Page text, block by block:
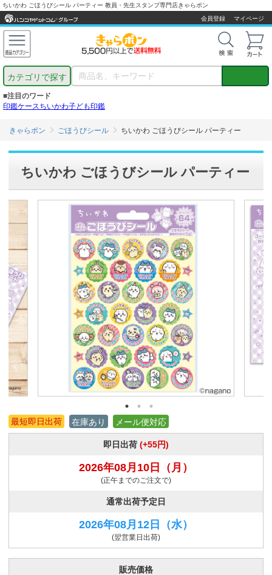
ちいかわ ごほうびシール パーティー 教員・先生スタンプ専門店きゃらポン
会員登録
マイページ
カテゴリで探す
■注目のワード
印鑑ケースちいかわ子ども印鑑
きゃらポン ごほうびシール ちいかわ ごほうびシール パーティー
ちいかわ ごほうびシール パーティー
最短即日出荷 在庫あり メール便対応
即日出荷 (+55円)
2026年08月10日 （月）
(正午までのご注文で)
通常出荷予定日
2026年08月12日 （水）
(翌営業日出荷)
販売価格